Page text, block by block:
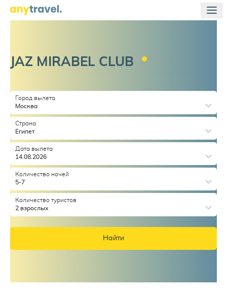
JAZ MIRABEL CLUB
Город вылета
Москва
Страна
Египет
Дата вылета
14.08.2026
Количество ночей
5-7
Количество туристов
2 взрослых
Найти